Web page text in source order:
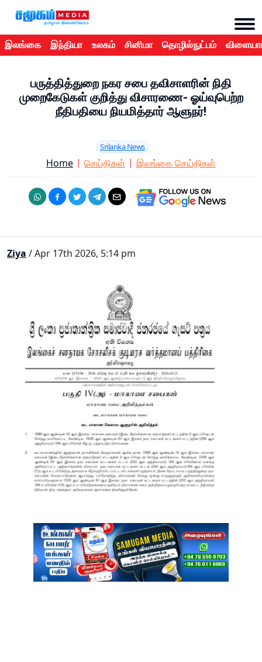
இலங்கை இந்தியா உலகம் சினிமா தொழில்நுட்பம்
பருத்தித்துறை நகர சபை தவிசாளரின் நிதி
முறைகேடுகள் குறித்து விசாரணை- ஓய்வுபெற்ற
நீதிபதியை நியமித்தார் ஆளுநர்!
Srilanka News
Home செய்திகள் இலங்கை செய்திகள்
Ziya / Apr 17th 2026, 5:14 pm